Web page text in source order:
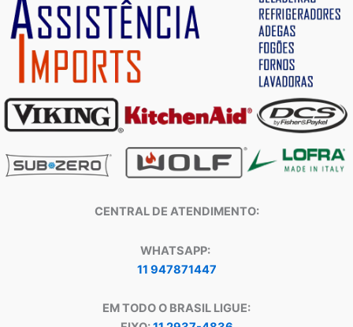
CENTRAL DE ATENDIMENTO:
WHATSAPP:
11 947871447
EM TODO O BRASIL LIGUE: